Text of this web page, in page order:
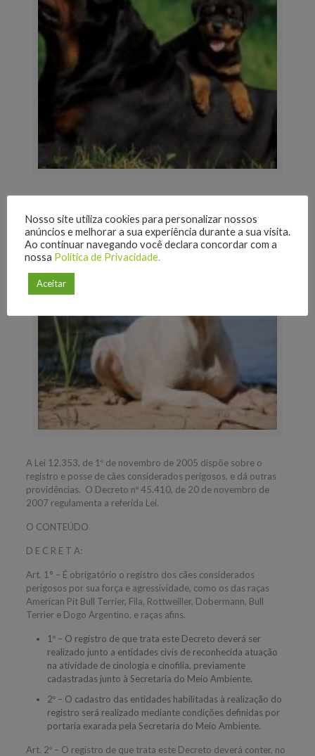
A Lei 12.353, de 1º de novembro de 2005 dispõe sobre o
registro e posse de cães considerados perigosos, e dá outras
providências. O Decreto nº 45.410, de 20 de novembro de
2007 regulamenta a referida Lei.
O CONTEÚDO
D E C R E T A:
Art. 1° – É obrigatório o registro dos cães considerados
perigosos por sua força e agressividade, como os das raças
American Pit Bull Terrier, Fila, Rottweiller, Dobermann, Bull
Terrier e Dogo Argentino, e raças afins.
1º – O registro de que trata este Decreto deverá ser
realizado junto a entidades civis de reconhecida atuação
na atividade de cinologia e cinofilia, previamente
cadastradas junto à Secretaria do Meio Ambiente.
2º – O cadastro das entidades habilitadas à realização do
registro será realizado mediante condições definidas por
portaria exarada pela Secretaria do Meio Ambiente.
Art. 2º – O registro de que trata este Decreto deverá conter, no
Nosso site utiliza cookies para personalizar nossos
anúncios e melhorar a sua experiência durante a sua visita.
Ao continuar navegando você declara concordar com a
nossa Política de Privacidade.
Aceitar